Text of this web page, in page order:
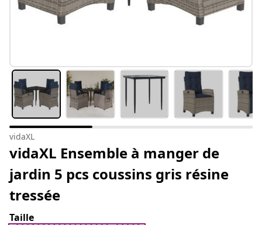
vidaXL
vidaXL Ensemble à manger de
jardin 5 pcs coussins gris résine
tressée
Taille